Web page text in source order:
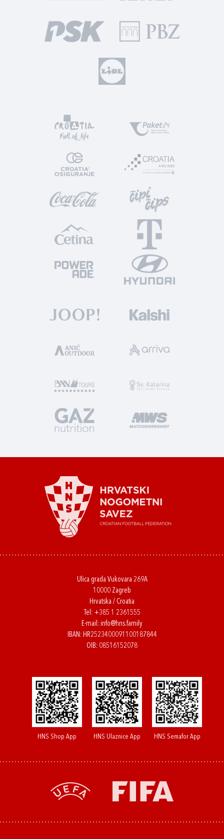
Ulica grada Vukovara 269A
10000 Zagreb
Hrvatska / Croatia
Tel: +385 1 2361555
E-mail: info@hns.family
IBAN: HR2523400091100187844
OIB: 08516152078
HNS Shop App HNS Ulaznice App HNS Semafor App